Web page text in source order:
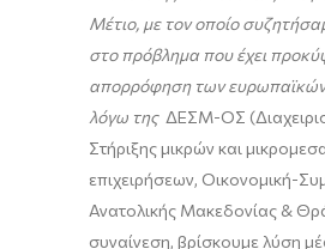
Μέτιο, με τον οποίο
στο πρόβλημα που έχει
απορρόφηση των
λόγω της ΔΕΣΜ-ΟΣ
Στήριξης μικρών και
επιχειρήσεων, Οικονομική-
Ανατολικής Μακεδονίας &
συναίνεση, βρίσκουμε λύση